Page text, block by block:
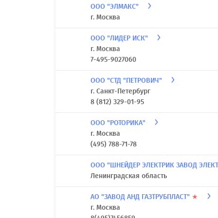
ООО "ЭЛМАКС"
г. Москва
ООО "ЛИДЕР ИСК"
г. Москва
7-495-9027060
ООО "СТД "ПЕТРОВИЧ"
г. Санкт-Петербург
8 (812) 329-01-95
ООО "РОТОРИКА"
г. Москва
(495) 788-71-78
ООО "ШНЕЙДЕР ЭЛЕКТРИК ЗАВОД
Ленинградская область
АО "ЗАВОД АНД ГАЗТРУБПЛАСТ" ★
г. Москва